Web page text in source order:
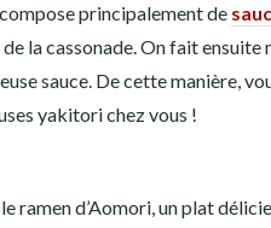
principalement de
de la cassonade. On fait
sauce. De cette manière,
yakitori chez vous !
ramen d’Aomori, un plat